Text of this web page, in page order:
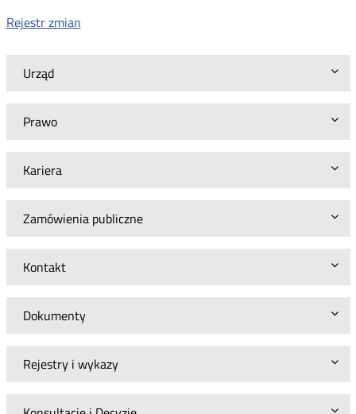
Urząd
Prawo
Kariera
Zamówienia publiczne
Kontakt
Dokumenty
Rejestry i wykazy
Rejestr zmian